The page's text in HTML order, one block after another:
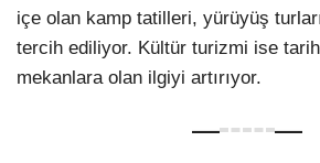
içe olan kamp tatilleri, yürüyüş
tercih ediliyor. Kültür turizmi ise
mekanlara olan ilgiyi artırıyor.